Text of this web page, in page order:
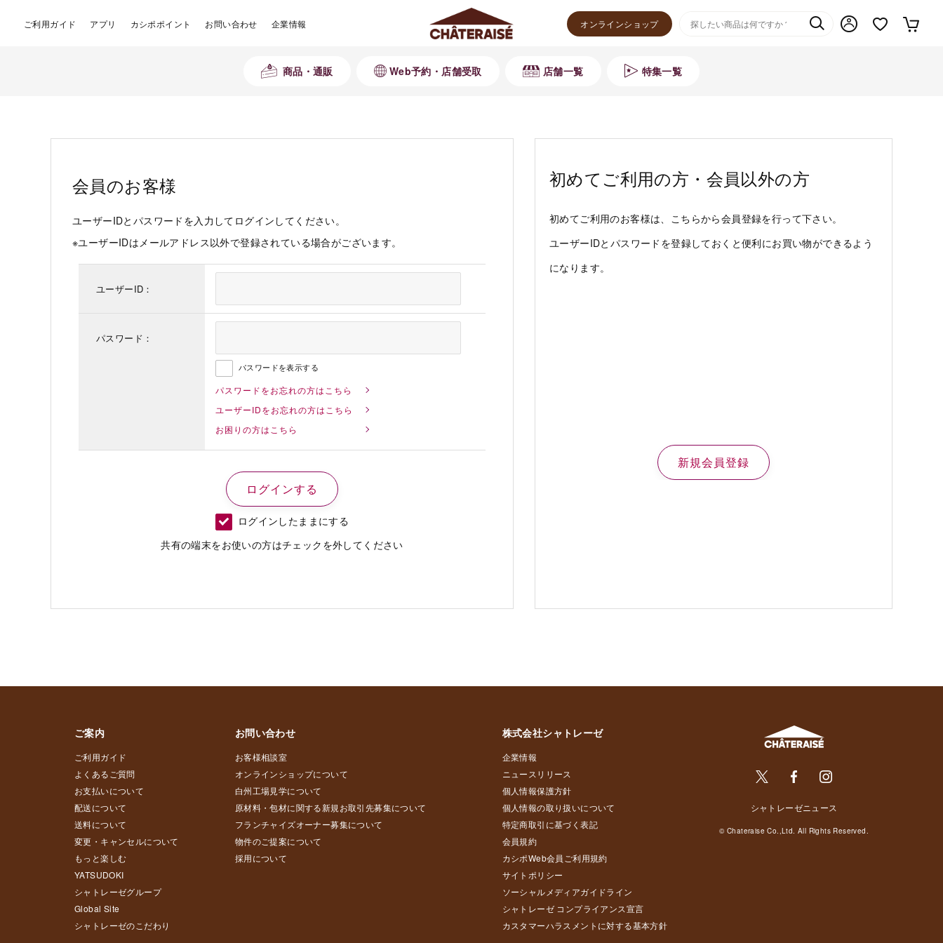
ご利用ガイド アプリ カシポポイント お問い合わせ 企業情報 オンラインショップ
商品・通販 Web予約・店舗受取 店舗一覧 特集一覧
会員のお客様
ユーザーIDとパスワードを入力してログインしてください。
※ユーザーIDはメールアドレス以外で登録されている場合がございます。
ユーザーID：
パスワード：
パスワードを表示する
パスワードをお忘れの方はこちら
ユーザーIDをお忘れの方はこちら
お困りの方はこちら
ログインしたままにする
共有の端末をお使いの方はチェックを外してください
初めてご利用の方・会員以外の方
初めてご利用のお客様は、こちらから会員登録を行って下さい。
ユーザーIDとパスワードを登録しておくと便利にお買い物ができるよう
になります。
ご案内
ご利用ガイド
よくあるご質問
お支払いについて
配送について
送料について
変更・キャンセルについて
もっと楽しむ
YATSUDOKI
シャトレーゼグループ
Global Site
シャトレーゼのこだわり
お問い合わせ
お客様相談室
オンラインショップについて
白州工場見学について
原材料・包材に関する新規お取引先募集について
フランチャイズオーナー募集について
物件のご提案について
採用について
株式会社シャトレーゼ
企業情報
ニュースリリース
個人情報保護方針
個人情報の取り扱いについて
特定商取引に基づく表記
会員規約
カシポWeb会員ご利用規約
サイトポリシー
ソーシャルメディアガイドライン
シャトレーゼ コンプライアンス宣言
カスタマーハラスメントに対する基本方針
シャトレーゼニュース
© Chateraise Co.,Ltd. All Rights Reserved.